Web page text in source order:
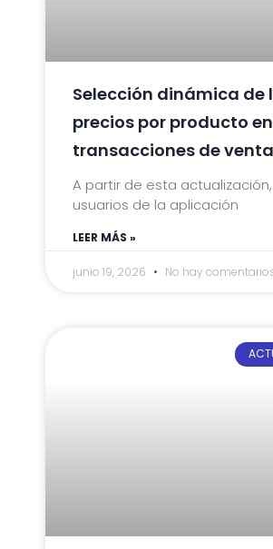
Selección dinámica de
precios por producto en
transacciones de venta
A partir de esta
usuarios de la aplicación
LEER MÁS »
junio 19, 2026 No hay